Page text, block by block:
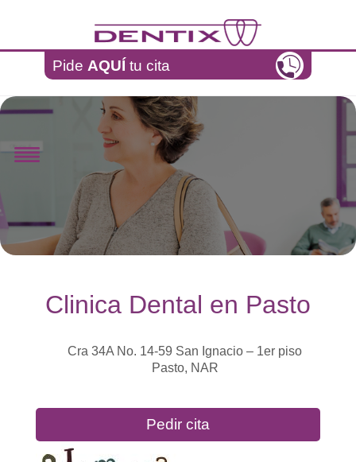
Pide AQUÍ tu cita
Clinica Dental en Pasto
Cra 34A No. 14-59 San Ignacio – 1er piso
Pasto, NAR
Pedir cita